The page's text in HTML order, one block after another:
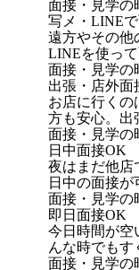
面接・見学
写メ・LINE
遠方やその他
LINEを使って
面接・見学
出張・店外面
お店に行く
方も安心。出
面接・見学
日中面接OK
夜はまだ他店
日中の面接が
面接・見学
即日面接OK
今日時間が空
んな時でもす
面接・見学